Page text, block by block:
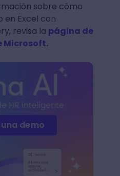
sobre cómo
en Excel con
revisa la página de
Microsoft.
demo